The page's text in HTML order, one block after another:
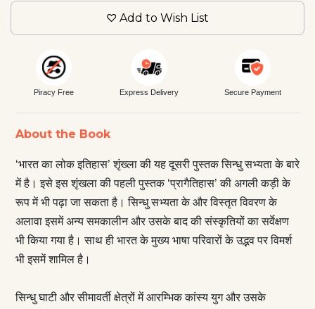
Add to Wish List
Piracy Free Express Delivery Secure Payment
About the Book
‘भारत का लोक इतिहास’ शृंख्ला की यह दूसरी पुस्तक सिन्धु सभ्यता के बारे
में है। इसे इस शृंखला की पहली पुस्तक ‘प्रागैतिहास’ की अगली कड़ी के
रूप में भी पढ़ा जा सकता है। सिन्धु सभ्यता के और विस्तृत विवरण के
अलावा इसमें अन्य समकालीन और उसके बाद की संस्कृतियों का सर्वेक्षण
भी किया गया है। साथ ही भारत के मुख्य भाषा परिवारों के उद्भव पर विमर्श
भी इसमें शामिल है।
सिन्धु घाटी और सीमावर्ती क्षेत्रों में आरम्भिक कांस्य युग और उसके